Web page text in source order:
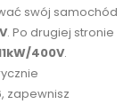
swój samochód
. Po drugiej stronie
400V.
, zapewnisz